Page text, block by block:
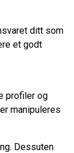
ditt som
et godt
profiler og
manipuleres
Dessuten